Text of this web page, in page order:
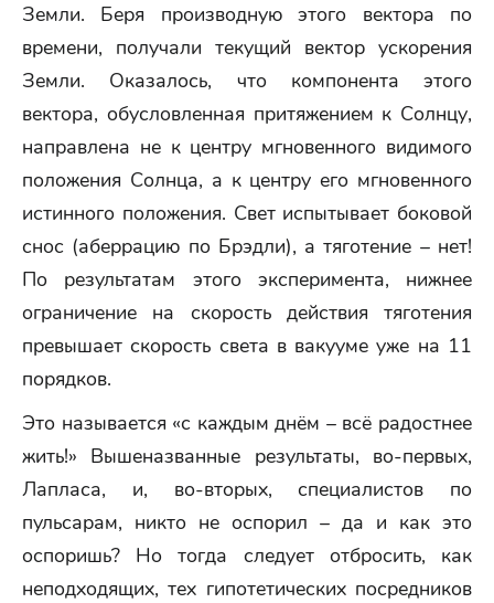
Земли. Беря производную этого вектора по
времени, получали текущий вектор ускорения
Земли. Оказалось, что компонента этого
вектора, обусловленная притяжением к Солнцу,
направлена не к центру мгновенного видимого
положения Солнца, а к центру его мгновенного
истинного положения. Свет испытывает боковой
снос (аберрацию по Брэдли), а тяготение – нет!
По результатам этого эксперимента, нижнее
ограничение на скорость действия тяготения
превышает скорость света в вакууме уже на 11
порядков.
Это называется «с каждым днём – всё радостнее
жить!» Вышеназванные результаты, во-первых,
Лапласа, и, во-вторых, специалистов по
пульсарам, никто не оспорил – да и как это
оспоришь? Но тогда следует отбросить, как
неподходящих, тех гипотетических посредников